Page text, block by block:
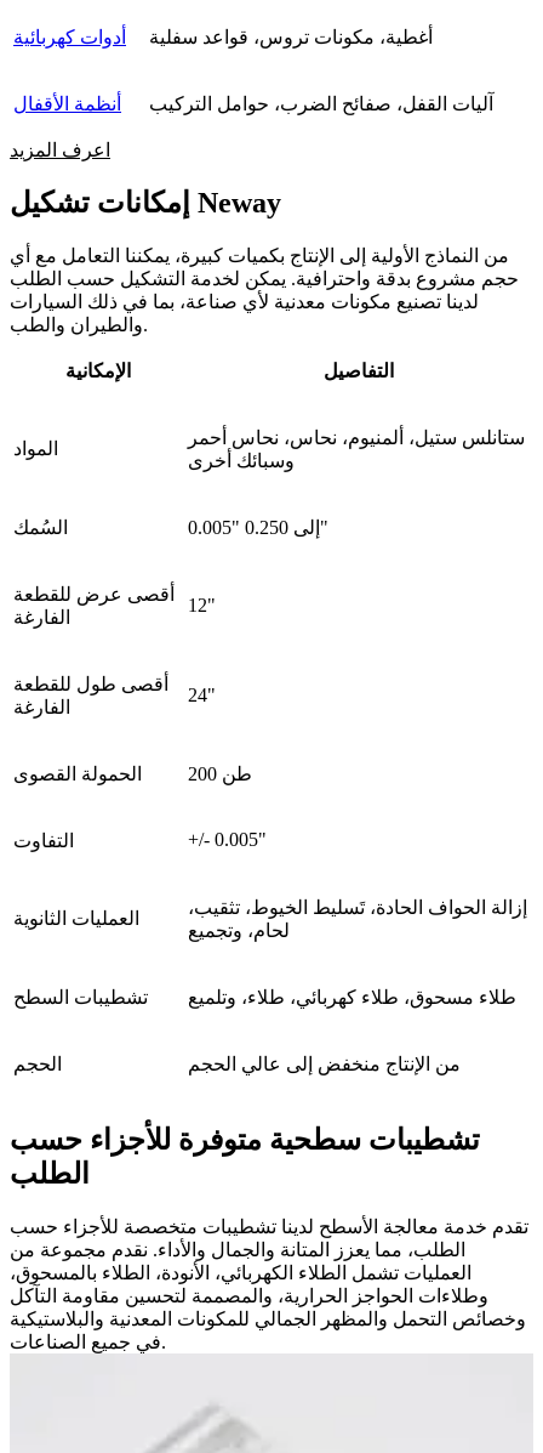
أدوات كهربائية أغطية، مكونات تروس، قواعد سفلية
أنظمة الأقفال آليات القفل، صفائح الضرب، حوامل التركيب
اعرف المزيد
إمكانات تشكيل Neway
من النماذج الأولية إلى الإنتاج بكميات كبيرة، يمكننا التعامل مع أي
حجم مشروع بدقة واحترافية. يمكن لخدمة التشكيل حسب الطلب
لدينا تصنيع مكونات معدنية لأي صناعة، بما في ذلك السيارات
والطيران والطب.
الإمكانية التفاصيل
المواد
ستانلس ستيل، ألمنيوم، نحاس، نحاس أحمر
وسبائك أخرى
السُمك 0.005" إلى 0.250"
أقصى عرض للقطعة
الفارغة
12"
أقصى طول للقطعة
الفارغة
24"
الحمولة القصوى 200 طن
التفاوت +/- 0.005"
العمليات الثانوية
إزالة الحواف الحادة، تَسليط الخيوط، تثقيب،
لحام، وتجميع
تشطيبات السطح طلاء مسحوق، طلاء كهربائي، طلاء، وتلميع
الحجم من الإنتاج منخفض إلى عالي الحجم
تشطيبات سطحية متوفرة للأجزاء حسب
الطلب
تقدم خدمة معالجة الأسطح لدينا تشطيبات متخصصة للأجزاء حسب
الطلب، مما يعزز المتانة والجمال والأداء. نقدم مجموعة من
العمليات تشمل الطلاء الكهربائي، الأنودة، الطلاء بالمسحوق،
وطلاءات الحواجز الحرارية، والمصممة لتحسين مقاومة التآكل
وخصائص التحمل والمظهر الجمالي للمكونات المعدنية والبلاستيكية
في جميع الصناعات.